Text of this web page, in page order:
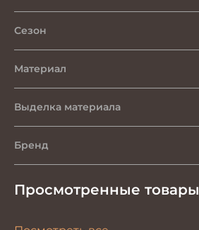
Сезон
Материал
Выделка материала
Бренд
Просмотренные товары